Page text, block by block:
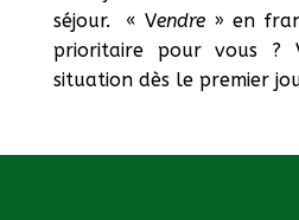
séjour. « Vendre » en
prioritaire pour vous ?
situation dès le premier